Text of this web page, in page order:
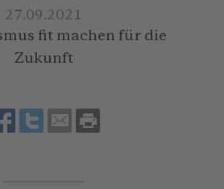
27.09.2021
fit machen für die
Zukunft